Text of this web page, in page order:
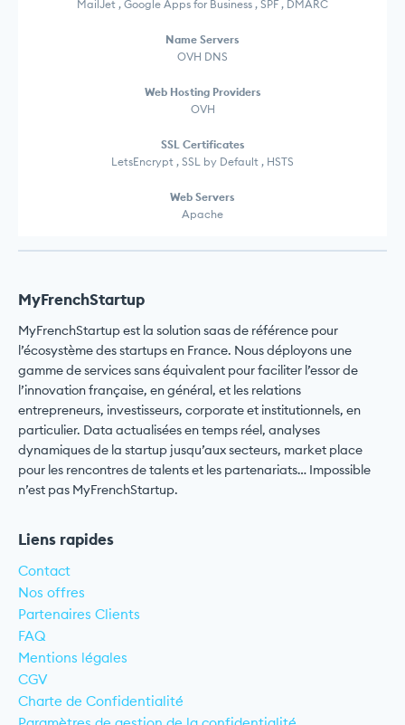
MailJet , Google Apps for Business , SPF , DMARC
Name Servers
OVH DNS
Web Hosting Providers
OVH
SSL Certificates
LetsEncrypt , SSL by Default , HSTS
Web Servers
Apache
MyFrenchStartup
MyFrenchStartup est la solution saas de référence pour
l’écosystème des startups en France. Nous déployons une
gamme de services sans équivalent pour faciliter l’essor de
l’innovation française, en général, et les relations
entrepreneurs, investisseurs, corporate et institutionnels, en
particulier. Data actualisées en temps réel, analyses
dynamiques de la startup jusqu’aux secteurs, market place
pour les rencontres de talents et les partenariats… Impossible
n’est pas MyFrenchStartup.
Liens rapides
Contact
Nos offres
Partenaires Clients
FAQ
Mentions légales
CGV
Charte de Confidentialité